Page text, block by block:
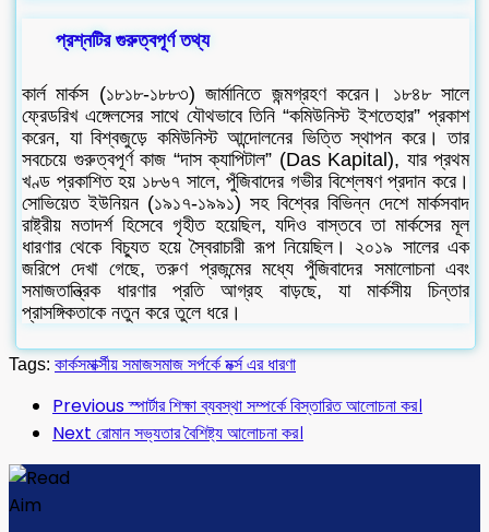
প্রশ্নটির গুরুত্বপূর্ণ তথ্য
কার্ল মার্কস (১৮১৮-১৮৮৩) জার্মানিতে জন্মগ্রহণ করেন। ১৮৪৮ সালে
ফ্রেডরিখ এঙ্গেলসের সাথে যৌথভাবে তিনি “কমিউনিস্ট ইশতেহার” প্রকাশ
করেন, যা বিশ্বজুড়ে কমিউনিস্ট আন্দোলনের ভিত্তি স্থাপন করে। তার
সবচেয়ে গুরুত্বপূর্ণ কাজ “দাস ক্যাপিটাল” (Das Kapital), যার প্রথম
খণ্ড প্রকাশিত হয় ১৮৬৭ সালে, পুঁজিবাদের গভীর বিশ্লেষণ প্রদান করে।
সোভিয়েত ইউনিয়ন (১৯১৭-১৯৯১) সহ বিশ্বের বিভিন্ন দেশে মার্কসবাদ
রাষ্ট্রীয় মতাদর্শ হিসেবে গৃহীত হয়েছিল, যদিও বাস্তবে তা মার্কসের মূল
ধারণার থেকে বিচ্যুত হয়ে স্বৈরাচারী রূপ নিয়েছিল। ২০১৯ সালের এক
জরিপে দেখা গেছে, তরুণ প্রজন্মের মধ্যে পুঁজিবাদের সমালোচনা এবং
সমাজতান্ত্রিক ধারণার প্রতি আগ্রহ বাড়ছে, যা মার্কসীয় চিন্তার
প্রাসঙ্গিকতাকে নতুন করে তুলে ধরে।
Tags: কার্কসমার্ক্সীয় সমাজসমাজ সর্পর্কে মর্ক্স এর ধারণা
Previousস্পার্টার শিক্ষা ব্যবস্থা সম্পর্কে বিস্তারিত আলোচনা কর।
Next রোমান সভ্যতার বৈশিষ্ট্য আলোচনা কর।